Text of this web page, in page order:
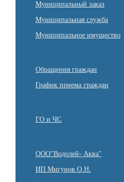
Муниципальный заказ
Муниципальная служба
Муниципальное имущество
Обращения граждан
График приема граждан
ГО и ЧС
ООО"Водолей- Аква"
ИП Мигунов О.Н.